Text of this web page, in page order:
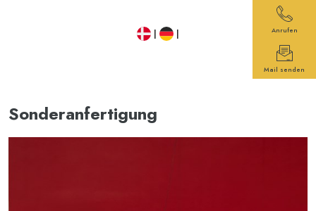
​ | | Anrufen
Mail senden
​Sonderanfertigung